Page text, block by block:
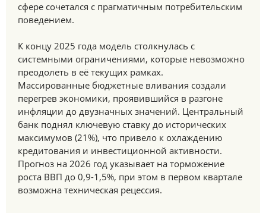
сфере сочетался с прагматичным потребительским
поведением.
К концу 2025 года модель столкнулась с
системными ограничениями, которые невозможно
преодолеть в её текущих рамках.
Массированные бюджетные вливания создали
перегрев экономики, проявившийся в разгоне
инфляции до двузначных значений. Центральный
банк поднял ключевую ставку до исторических
максимумов (21%), что привело к охлаждению
кредитования и инвестиционной активности.
Прогноз на 2026 год указывает на торможение
роста ВВП до 0,9-1,5%, при этом в первом квартале
возможна техническая рецессия.